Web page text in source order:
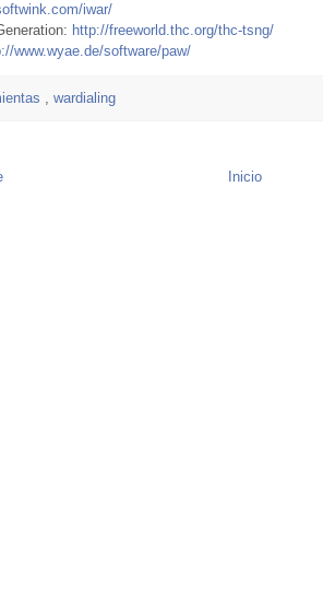
iwar/
http://freeworld.thc.org/thc-tsng/
www.wyae.de/software/paw/
, wardialing
Inicio